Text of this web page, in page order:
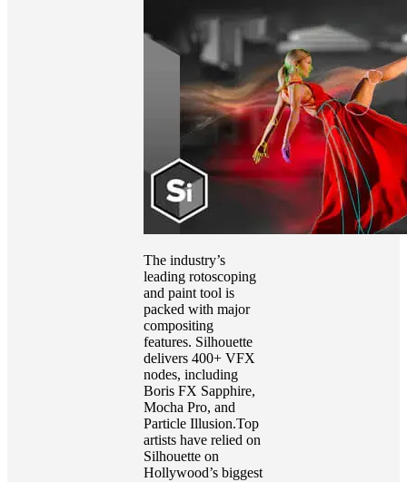
The industry’s
leading rotoscoping
and paint tool is
packed with major
compositing
features. Silhouette
delivers 400+ VFX
nodes, including
Boris FX Sapphire,
Mocha Pro, and
Particle Illusion.Top
artists have relied on
Silhouette on
Hollywood’s biggest